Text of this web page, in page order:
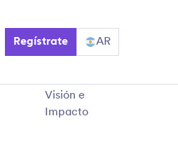
Regístrate AR
Visión e
Impacto